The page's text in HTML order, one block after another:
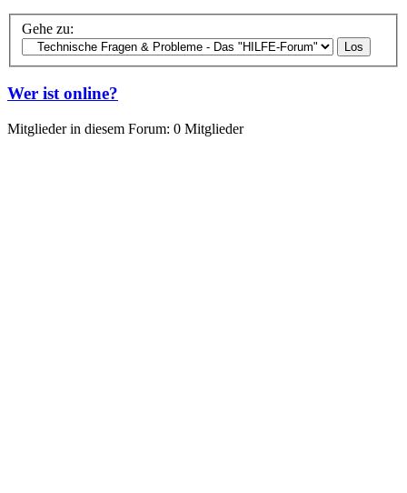
Gehe zu:
Wer ist online?
Mitglieder in diesem Forum: 0 Mitglieder